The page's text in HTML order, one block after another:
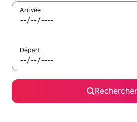
Arrivée
Départ
Rechercher